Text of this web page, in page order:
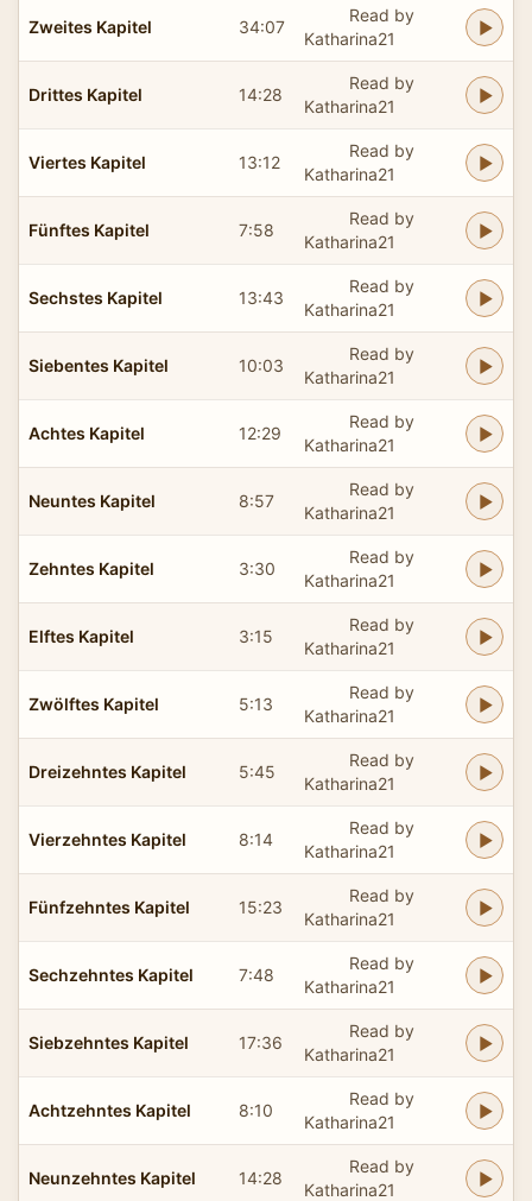
Zweites Kapitel 34:07
Read by
Katharina21
Drittes Kapitel 14:28
Read by
Katharina21
Viertes Kapitel 13:12
Read by
Katharina21
Fünftes Kapitel 7:58
Read by
Katharina21
Sechstes Kapitel 13:43
Read by
Katharina21
Siebentes Kapitel 10:03
Read by
Katharina21
Achtes Kapitel 12:29
Read by
Katharina21
Neuntes Kapitel 8:57
Read by
Katharina21
Zehntes Kapitel 3:30
Read by
Katharina21
Elftes Kapitel 3:15
Read by
Katharina21
Zwölftes Kapitel 5:13
Read by
Katharina21
Dreizehntes Kapitel 5:45
Read by
Katharina21
Vierzehntes Kapitel 8:14
Read by
Katharina21
Fünfzehntes Kapitel 15:23
Read by
Katharina21
Sechzehntes Kapitel 7:48
Read by
Katharina21
Siebzehntes Kapitel 17:36
Read by
Katharina21
Achtzehntes Kapitel 8:10
Read by
Katharina21
Neunzehntes Kapitel 14:28
Read by
Katharina21